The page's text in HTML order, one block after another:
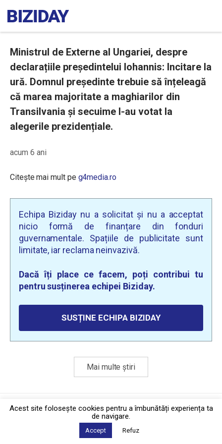
Ministrul de Externe al Ungariei, despre
declarațiile președintelui Iohannis: Incitare la
ură. Domnul președinte trebuie să înțeleagă
că marea majoritate a maghiarilor din
Transilvania și secuime l-au votat la
alegerile prezidențiale.
acum 6 ani
Citește mai mult pe g4media.ro
Echipa Biziday nu a solicitat și nu a acceptat
nicio formă de finanțare din fonduri
guvernamentale. Spațiile de publicitate sunt
limitate, iar reclama neinvazivă.
Dacă îți place ce facem, poți contribui tu
pentru susținerea echipei Biziday.
SUSȚINE ECHIPA BIZIDAY
Mai multe știri
Politica de confidențialitate·Contact
2026 © Biziday
Acest site foloseşte cookies pentru a îmbunătăți experiența ta
de navigare.
Accept Refuz